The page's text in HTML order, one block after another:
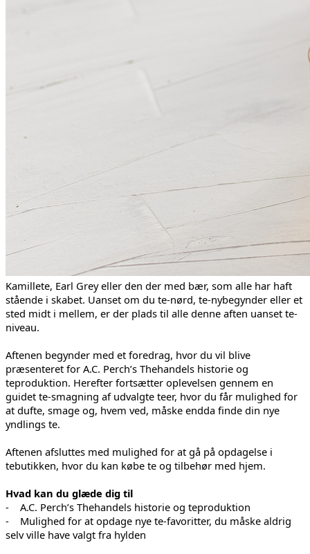
Kamillete, Earl Grey eller den der med bær, som alle har haft
stående i skabet. Uanset om du te-nørd, te-nybegynder eller et
sted midt i mellem, er der plads til alle denne aften uanset te-
niveau.
Aftenen begynder med et foredrag, hvor du vil blive
præsenteret for A.C. Perch’s Thehandels historie og
teproduktion. Herefter fortsætter oplevelsen gennem en
guidet te-smagning af udvalgte teer, hvor du får mulighed for
at dufte, smage og, hvem ved, måske endda finde din nye
yndlings te.
Aftenen afsluttes med mulighed for at gå på opdagelse i
tebutikken, hvor du kan købe te og tilbehør med hjem.
Hvad kan du glæde dig til
- A.C. Perch’s Thehandels historie og teproduktion
- Mulighed for at opdage nye te-favoritter, du måske aldrig
selv ville have valgt fra hylden